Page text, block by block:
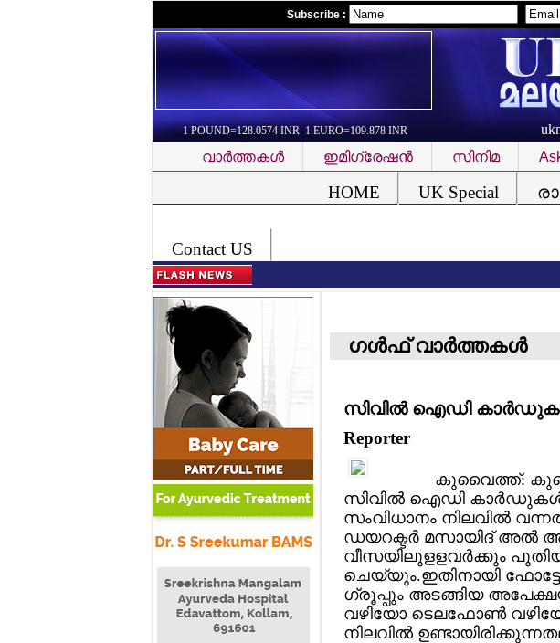
Subscribe :
1 POUND=128.0574 INR 1 EURO=109.878 INR
വാര്‍ത്തകള്‍ ഇമിഗ്രേഷന്‍ സിനിമ
HOME UK Special
Contact US
ഗള്‍ഫ് വാര്‍ത്തകള്‍
സിവില്‍ ഐഡി കാര്‍ഡുകള്‍
Reporter
കുവൈത്ത്:
സിവില്‍ ഐഡി കാര്‍ഡുകള്‍
സംവിധാനം നിലവില്‍
ഡയറക്ടര്‍ മസായിദ് അല്‍
വീസയിലുളളവര്‍ക്കും
ചെയ്യും.ഇതിനായി
ഗ്രൂപ്പും അടങ്ങിയ
വഴിയോ ടെലഫോണ്‍
നിലവില്‍